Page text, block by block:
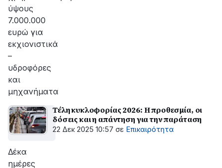
ύψους
7.000.000
ευρώ για
εκχιονιστικά
–
υδροφόρες
και
μηχανήματα
Τέλη κυκλοφορίας 2026: Η προθεσμία, οι
δόσεις και η απάντηση για την παράταση
22 Δεκ 2025 10:57 σε Επικαιρότητα
Δέκα
ημέρες